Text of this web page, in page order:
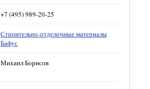
+7 (495) 989-20-25
Строительно-отделочные материалы
Бафус
Михаил Борисов